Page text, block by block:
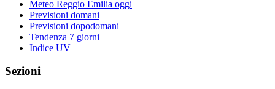
Meteo Reggio Emilia oggi
Previsioni domani
Previsioni dopodomani
Tendenza 7 giorni
Indice UV
Sezioni